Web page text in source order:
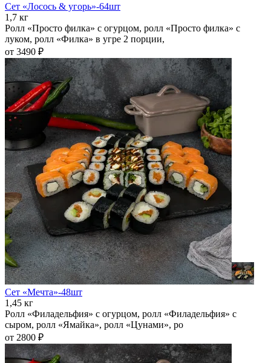
Сет «Лосось & угорь»-64шт
1,7 кг
Ролл «Просто филка» с огурцом, ролл «Просто филка» с
луком, ролл «Филка» в угре 2 порции,
от 3490 ₽
Сет «Мечта»-48шт
1,45 кг
Ролл «Филадельфия» с огурцом, ролл «Филадельфия» с
сыром, ролл «Ямайка», ролл «Цунами», ро
от 2800 ₽